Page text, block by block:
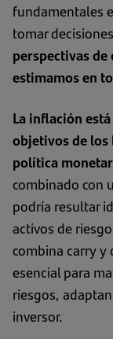
fundamentales
tomar
perspectivas
estimamos en
La inflación
objetivos de los
política
combinado con
podría resultar
activos de
combina carry y
esencial para
riesgos,
inversor.